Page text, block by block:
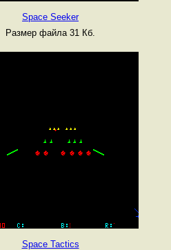
Space Seeker
Размер файла 31 Кб.
Space Tactics